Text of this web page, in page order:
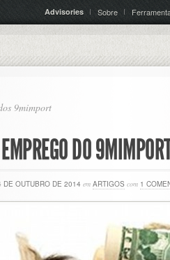
Advisories Sobre
9mimport
DO
DE OUTUBRO DE 2014 em ARTIGOS com 1